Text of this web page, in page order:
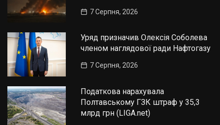
7 Серпня, 2026
Уряд призначив Олексія Соболева
членом наглядової ради Нафтогазу
7 Серпня, 2026
Податкова нарахувала
Полтавському ГЗК штраф у 35,3
млрд грн (LIGA.net)